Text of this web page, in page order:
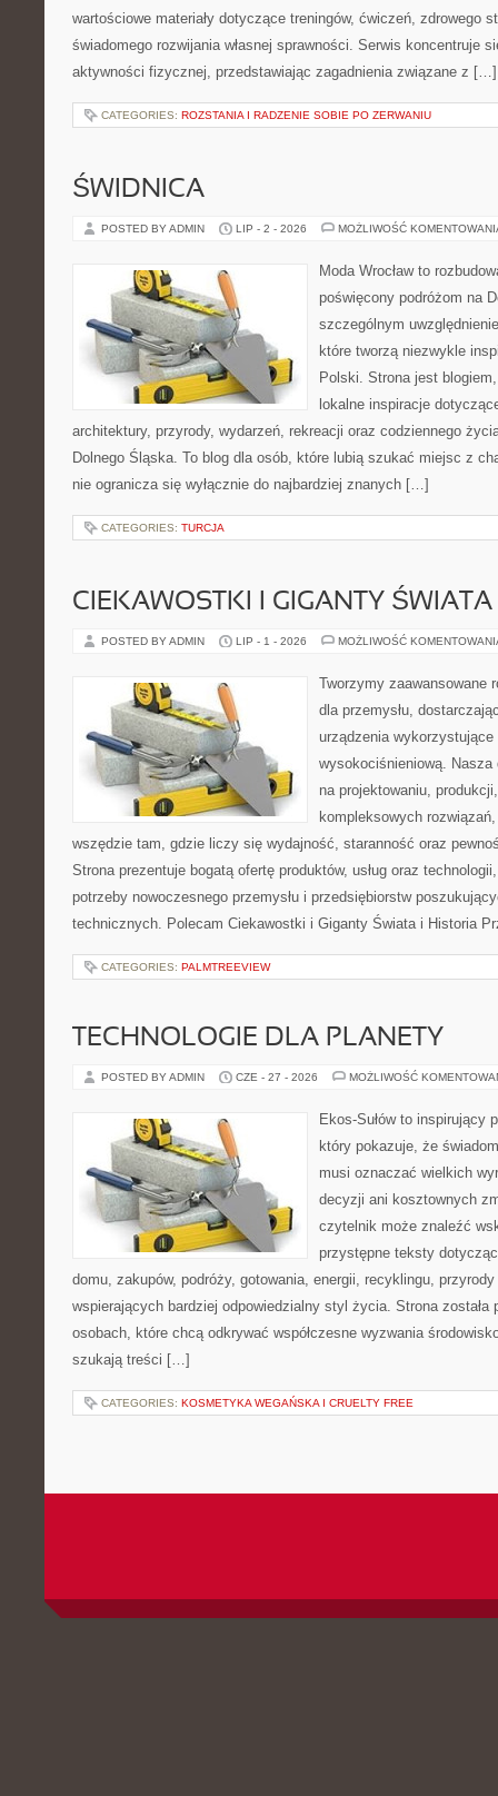
wartościowe materiały dotyczące treningów, ćwiczeń, zdrowego
świadomego rozwijania własnej sprawności. Serwis koncentruje
aktywności fizycznej, przedstawiając zagadnienia związane z […]
CATEGORIES: ROZSTANIA I RADZENIE SOBIE PO ZERWANIU
ŚWIDNICA
POSTED BY ADMIN LIP - 2 - 2026 MOŻLIWOŚĆ
Moda Wrocław to
poświęcony podróżom na
szczególnym
które tworzą niezwykle
Polski. Strona jest
lokalne inspiracje
architektury, przyrody, wydarzeń, rekreacji oraz codziennego
Dolnego Śląska. To blog dla osób, które lubią szukać miejsc z
nie ogranicza się wyłącznie do najbardziej znanych […]
CATEGORIES: TURCJA
CIEKAWOSTKI I GIGANTY ŚWIATA
POSTED BY ADMIN LIP - 1 - 2026 MOŻLIWOŚĆ
Tworzymy zaawansowane
dla przemysłu,
urządzenia wykorzystujące
wysokociśnieniową. Nasza
na projektowaniu,
kompleksowych
wszędzie tam, gdzie liczy się wydajność, staranność oraz
Strona prezentuje bogatą ofertę produktów, usług oraz
potrzeby nowoczesnego przemysłu i przedsiębiorstw
technicznych. Polecam Ciekawostki i Giganty Świata i Historia
CATEGORIES: PALMTREEVIEW
TECHNOLOGIE DLA PLANETY
POSTED BY ADMIN CZE - 27 - 2026 MOŻLIWOŚĆ
Ekos-Sułów to inspirujący
który pokazuje, że
musi oznaczać wielkich
decyzji ani kosztownych
czytelnik może znaleźć
przystępne teksty
domu, zakupów, podróży, gotowania, energii, recyklingu,
wspierających bardziej odpowiedzialny styl życia. Strona została
osobach, które chcą odkrywać współczesne wyzwania
szukają treści […]
CATEGORIES: KOSMETYKA WEGAŃSKA I CRUELTY FREE